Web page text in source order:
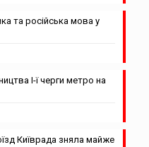
та російська мова у
І-ї черги метро на
Київрада зняла майже